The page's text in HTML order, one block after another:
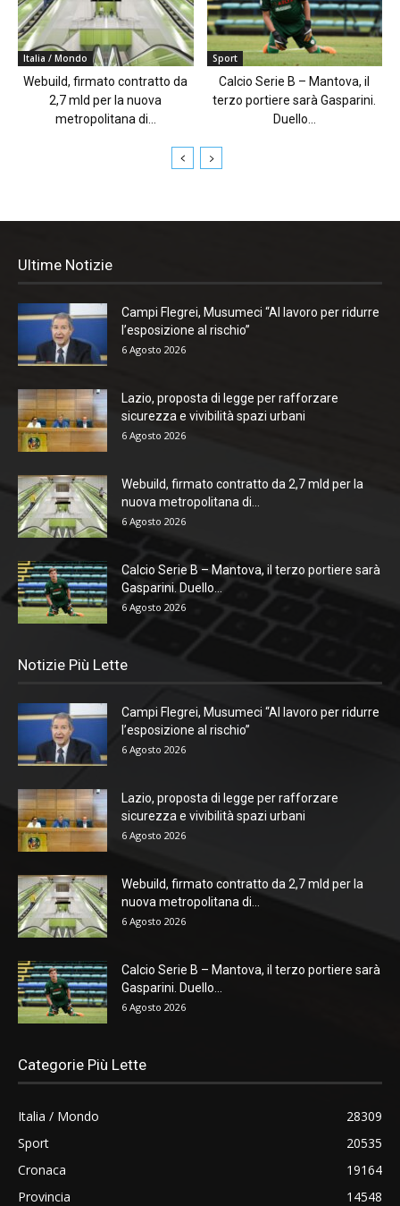
Italia / Mondo
Webuild, firmato contratto da
2,7 mld per la nuova
metropolitana di...
Sport
Calcio Serie B – Mantova, il
terzo portiere sarà Gasparini.
Duello...
Ultime Notizie
Campi Flegrei, Musumeci “Al lavoro per ridurre
l’esposizione al rischio”
6 Agosto 2026
Lazio, proposta di legge per rafforzare
sicurezza e vivibilità spazi urbani
6 Agosto 2026
Webuild, firmato contratto da 2,7 mld per la
nuova metropolitana di...
6 Agosto 2026
Calcio Serie B – Mantova, il terzo portiere sarà
Gasparini. Duello...
6 Agosto 2026
Notizie Più Lette
Campi Flegrei, Musumeci “Al lavoro per ridurre
l’esposizione al rischio”
6 Agosto 2026
Lazio, proposta di legge per rafforzare
sicurezza e vivibilità spazi urbani
6 Agosto 2026
Webuild, firmato contratto da 2,7 mld per la
nuova metropolitana di...
6 Agosto 2026
Calcio Serie B – Mantova, il terzo portiere sarà
Gasparini. Duello...
6 Agosto 2026
Categorie Più Lette
Italia / Mondo
28309
Sport
20535
Cronaca
19164
Provincia
14548